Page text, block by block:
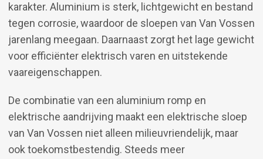
karakter. Aluminium is sterk, lichtgewicht en bestand
tegen corrosie, waardoor de sloepen van Van Vossen
jarenlang meegaan. Daarnaast zorgt het lage gewicht
voor efficiënter elektrisch varen en uitstekende
vaareigenschappen.
De combinatie van een aluminium romp en
elektrische aandrijving maakt een elektrische sloep
van Van Vossen niet alleen milieuvriendelijk, maar
ook toekomstbestendig. Steeds meer